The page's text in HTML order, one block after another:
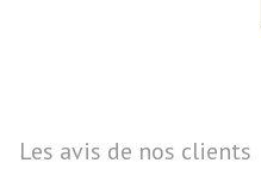
Les avis de nos clients